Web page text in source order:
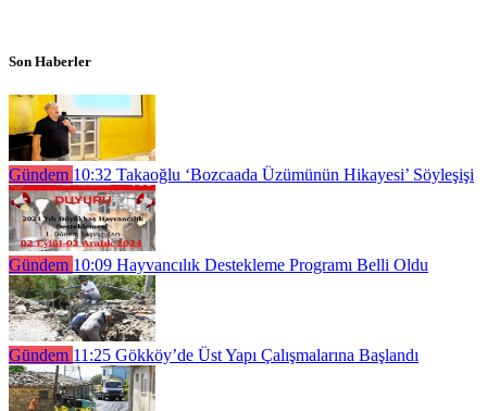
Son Haberler
Gündem 10:32 Takaoğlu ‘Bozcaada Üzümünün Hikayesi’ Söyleşişi
Gündem 10:09 Hayvancılık Destekleme Programı Belli Oldu
Gündem 11:25 Gökköy’de Üst Yapı Çalışmalarına Başlandı